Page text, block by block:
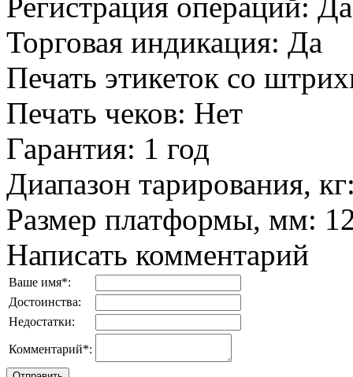
Регистрация операций: Да
Торговая индикация: Да
Печать этикеток со
Печать чеков: Нет
Гарантия: 1 год
Диапазон тарирования, кг
Размер платформы, мм:
Написать комментарий
Ваше имя*:
Достоинства:
Недостатки:
Комментарий*: